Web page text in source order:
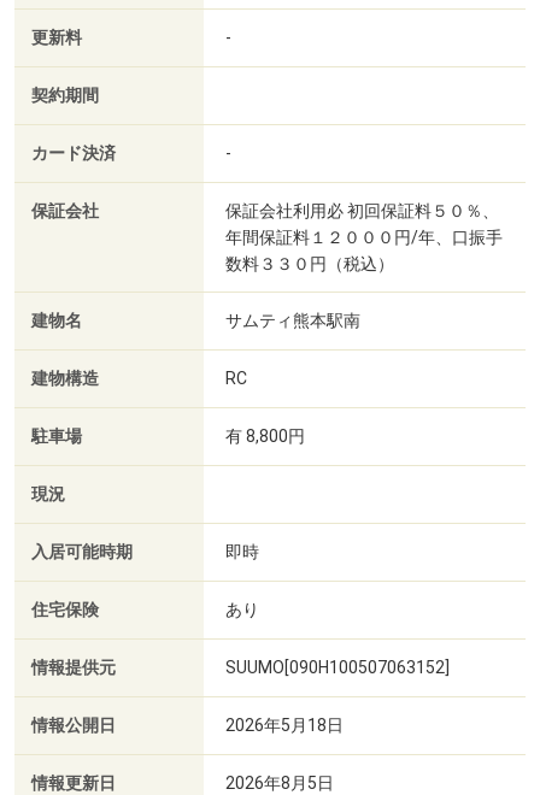
更新料 -
契約期間
カード決済 -
保証会社
保証会社利用必 初回保証料５０％、
年間保証料１２０００円/年、口振手
数料３３０円（税込）
建物名 サムティ熊本駅南
建物構造 RC
駐車場 有 8,800円
現況
入居可能時期 即時
住宅保険 あり
情報提供元 SUUMO[090H100507063152]
情報公開日 2026年5月18日
情報更新日 2026年8月5日